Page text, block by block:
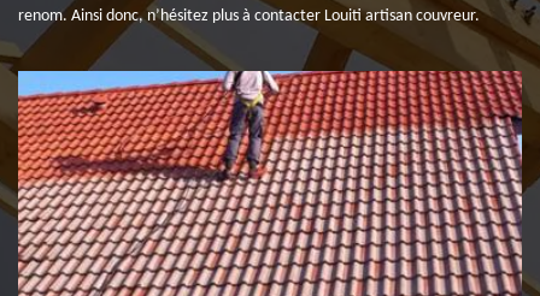
renom. Ainsi donc, n’hésitez plus à contacter Louiti artisan couvreur.